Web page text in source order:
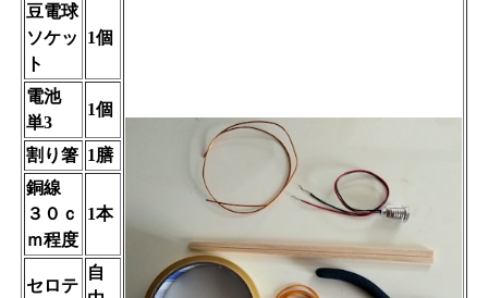
豆電球
ソケッ
ト
1個
電池
単3
1個
割り箸 1膳
銅線
３０ｃ
ｍ程度
1本
セロテ
自